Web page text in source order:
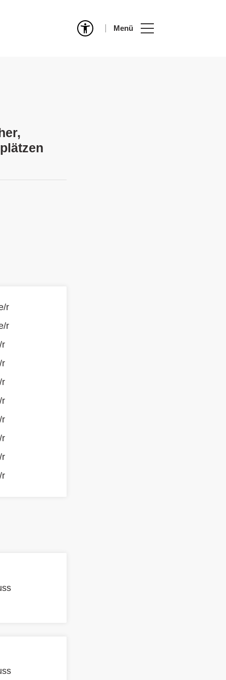
Menü
r
r
r
r
r
r
r
r
r
r